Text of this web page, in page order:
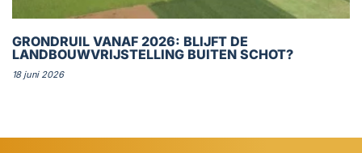
GRONDRUIL VANAF 2026: BLIJFT DE
LANDBOUWVRIJSTELLING BUITEN SCHOT?
18 juni 2026